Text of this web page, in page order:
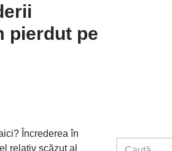
pierdut pe
Încrederea în
relativ scăzut al